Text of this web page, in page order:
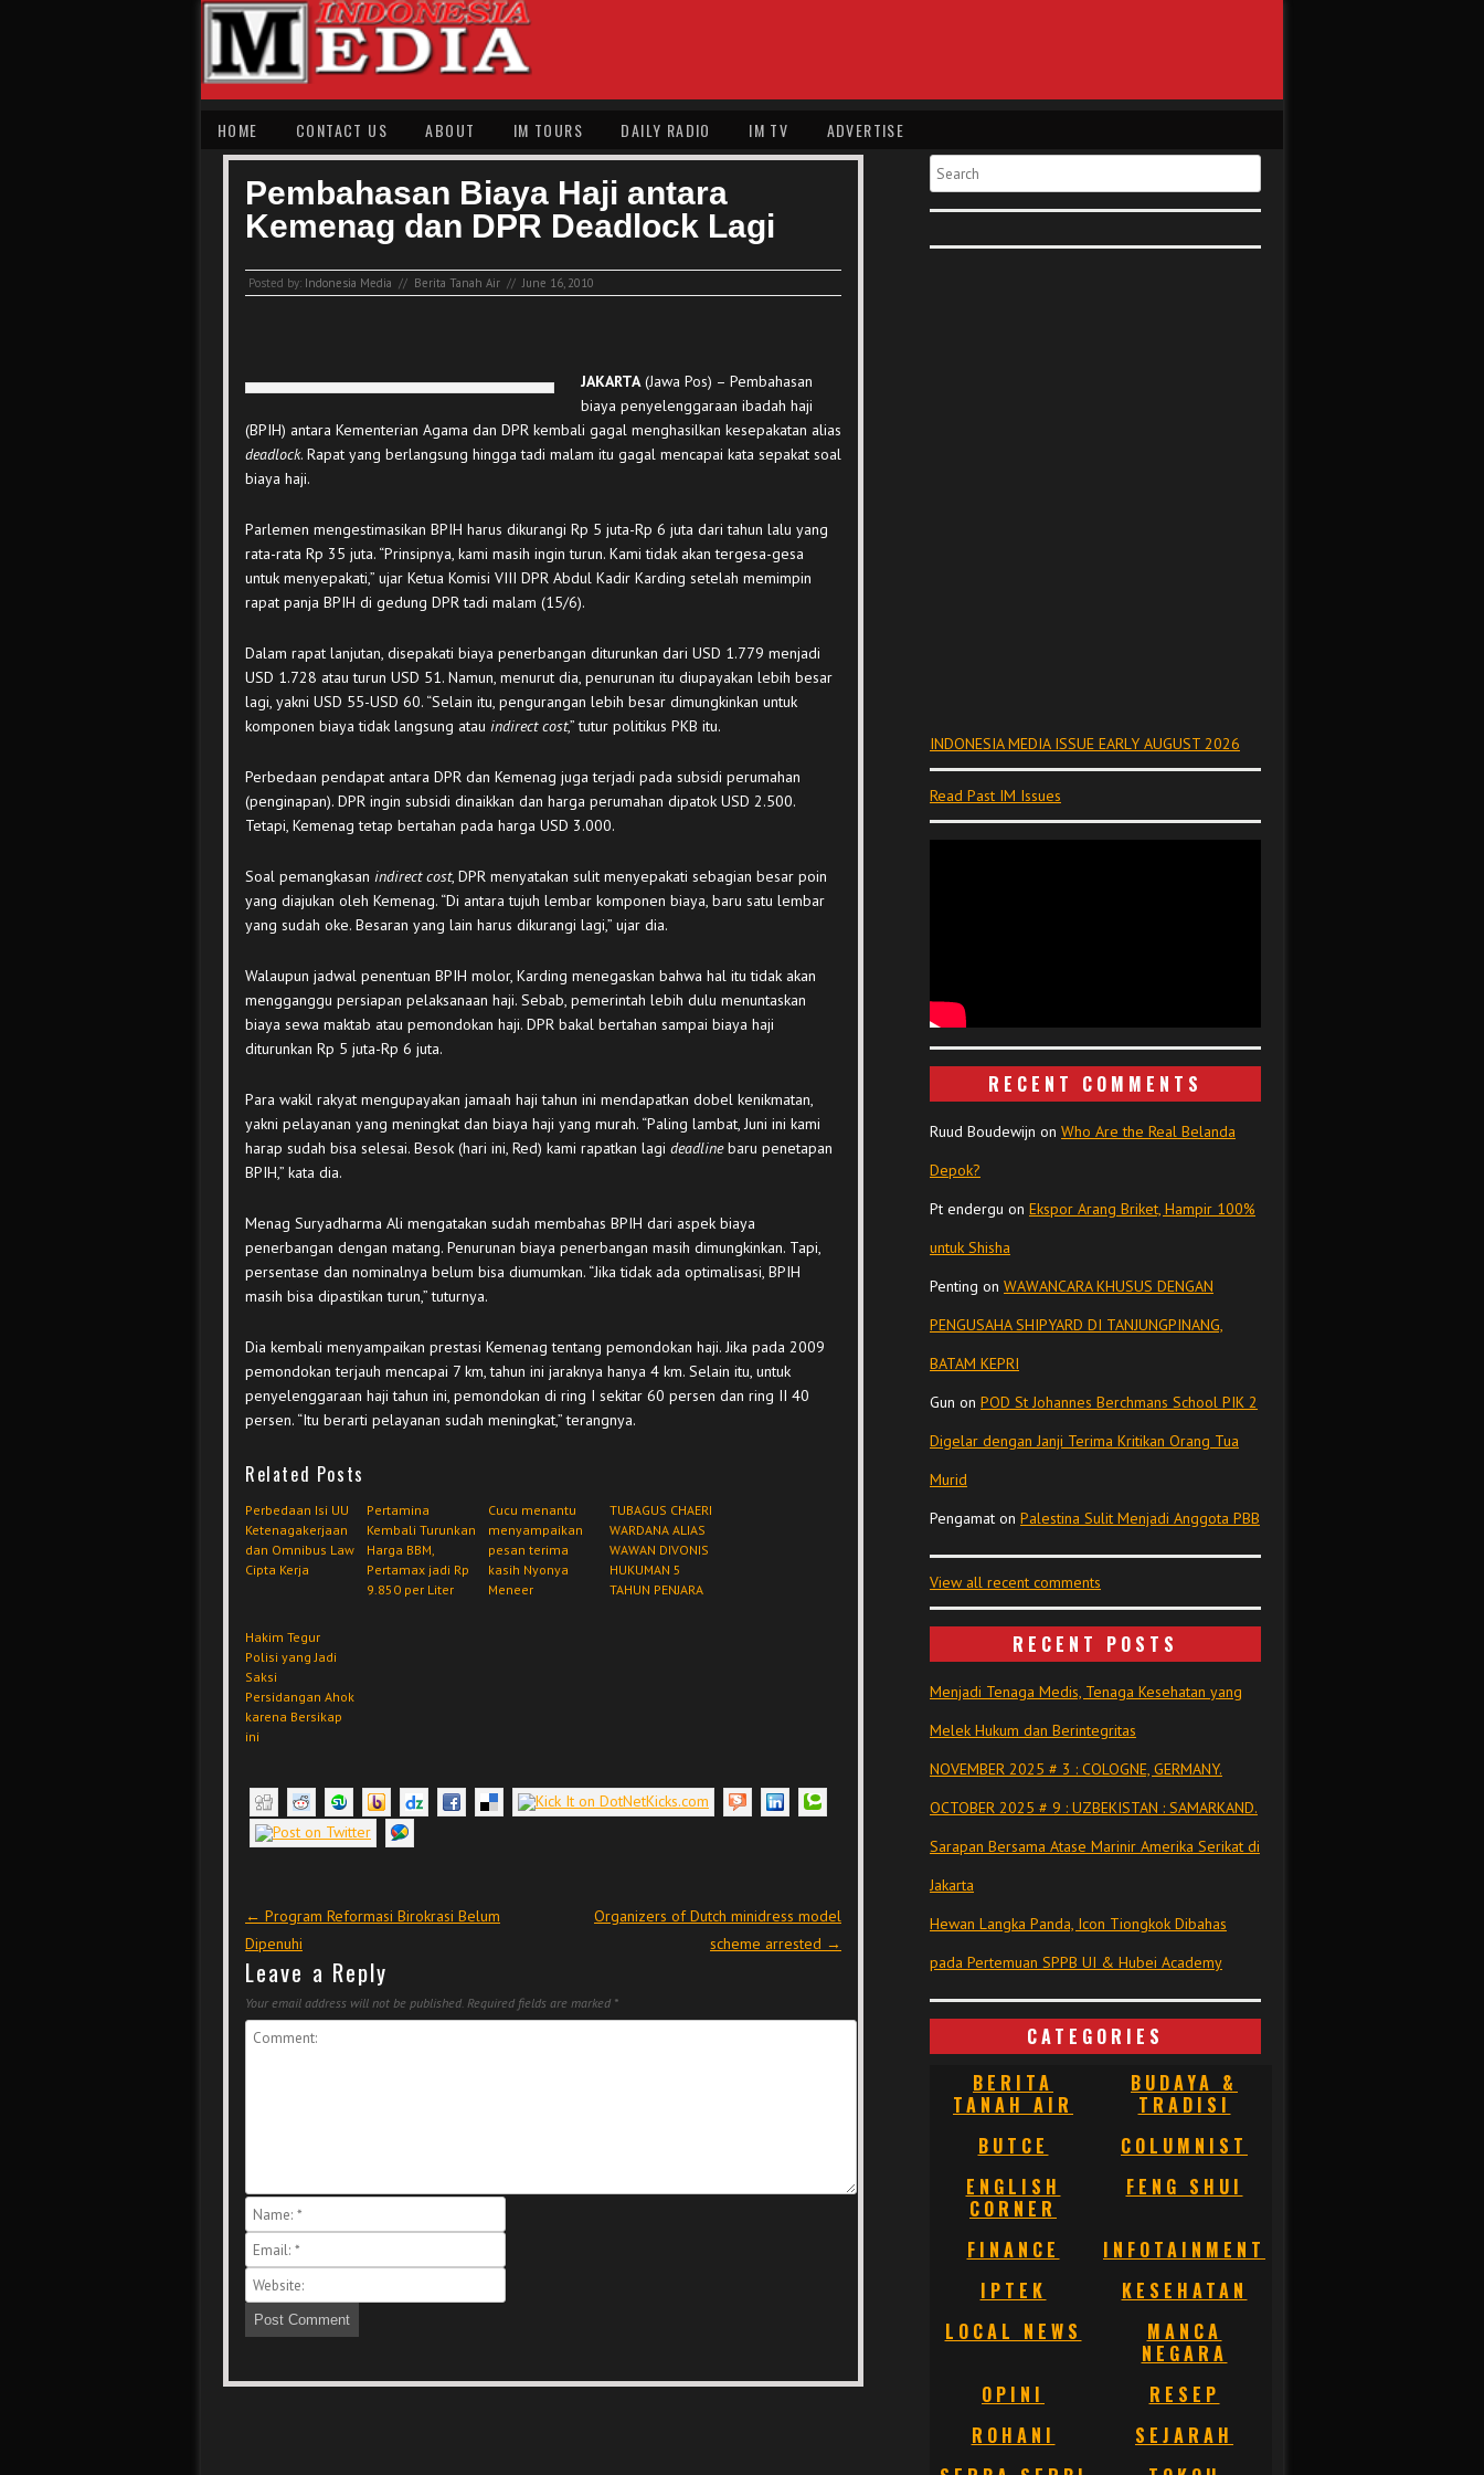
HOME CONTACT US ABOUT IM TOURS DAILY RADIO IM TV ADVERTISE
Pembahasan Biaya Haji antara
Kemenag dan DPR Deadlock Lagi
Posted by: Indonesia Media // Berita Tanah Air // June 16, 2010
JAKARTA(Jawa Pos) – Pembahasan
biaya penyelenggaraan ibadah haji
(BPIH) antara Kementerian Agama dan DPR kembali gagal menghasilkan kesepakatan alias
deadlock. Rapat yang berlangsung hingga tadi malam itu gagal mencapai kata sepakat soal
biaya haji.
Parlemen mengestimasikan BPIH harus dikurangi Rp 5 juta-Rp 6 juta dari tahun lalu yang
rata-rata Rp 35 juta. “Prinsipnya, kami masih ingin turun. Kami tidak akan tergesa-gesa
untuk menyepakati,” ujar Ketua Komisi VIII DPR Abdul Kadir Karding setelah memimpin
rapat panja BPIH di gedung DPR tadi malam (15/6).
Dalam rapat lanjutan, disepakati biaya penerbangan diturunkan dari USD 1.779 menjadi
USD 1.728 atau turun USD 51. Namun, menurut dia, penurunan itu diupayakan lebih besar
lagi, yakni USD 55-USD 60. “Selain itu, pengurangan lebih besar dimungkinkan untuk
komponen biaya tidak langsung atau indirect cost,” tutur politikus PKB itu.
Perbedaan pendapat antara DPR dan Kemenag juga terjadi pada subsidi perumahan
(penginapan). DPR ingin subsidi dinaikkan dan harga perumahan dipatok USD 2.500.
Tetapi, Kemenag tetap bertahan pada harga USD 3.000.
Soal pemangkasan indirect cost, DPR menyatakan sulit menyepakati sebagian besar poin
yang diajukan oleh Kemenag. “Di antara tujuh lembar komponen biaya, baru satu lembar
yang sudah oke. Besaran yang lain harus dikurangi lagi,” ujar dia.
Walaupun jadwal penentuan BPIH molor, Karding menegaskan bahwa hal itu tidak akan
mengganggu persiapan pelaksanaan haji. Sebab, pemerintah lebih dulu menuntaskan
biaya sewa maktab atau pemondokan haji. DPR bakal bertahan sampai biaya haji
diturunkan Rp 5 juta-Rp 6 juta.
Para wakil rakyat mengupayakan jamaah haji tahun ini mendapatkan dobel kenikmatan,
yakni pelayanan yang meningkat dan biaya haji yang murah. “Paling lambat, Juni ini kami
harap sudah bisa selesai. Besok (hari ini, Red) kami rapatkan lagi deadlinebaru penetapan
BPIH,” kata dia.
Menag Suryadharma Ali mengatakan sudah membahas BPIH dari aspek biaya
penerbangan dengan matang. Penurunan biaya penerbangan masih dimungkinkan. Tapi,
persentase dan nominalnya belum bisa diumumkan. “Jika tidak ada optimalisasi, BPIH
masih bisa dipastikan turun,” tuturnya.
Dia kembali menyampaikan prestasi Kemenag tentang pemondokan haji. Jika pada 2009
pemondokan terjauh mencapai 7 km, tahun ini jaraknya hanya 4 km. Selain itu, untuk
penyelenggaraan haji tahun ini, pemondokan di ring I sekitar 60 persen dan ring II 40
persen. “Itu berarti pelayanan sudah meningkat,” terangnya.
Related Posts
Perbedaan Isi UU
Ketenagakerjaan
dan Omnibus Law
Cipta Kerja
Pertamina
Kembali Turunkan
Harga BBM,
Pertamax jadi Rp
9.850 per Liter
Cucu menantu
menyampaikan
pesan terima
kasih Nyonya
Meneer
TUBAGUS CHAERI
WARDANA ALIAS
WAWAN DIVONIS
HUKUMAN 5
TAHUN PENJARA
Hakim Tegur
Polisi yang Jadi
Saksi
Persidangan Ahok
karena Bersikap
ini
Post navigation
← Program Reformasi Birokrasi Belum
Dipenuhi
Organizers of Dutch minidress model
scheme arrested →
Leave a Reply
Your email address will not be published. Required fields are marked *
Search
INDONESIA MEDIA ISSUE EARLY AUGUST 2026
Read Past IM Issues
RECENT COMMENTS
Ruud Boudewijn on Who Are the Real Belanda
Depok?
Pt endergu on Ekspor Arang Briket, Hampir 100%
untuk Shisha
Penting on WAWANCARA KHUSUS DENGAN
PENGUSAHA SHIPYARD DI TANJUNGPINANG,
BATAM KEPRI
Gun on POD St Johannes Berchmans School PIK 2
Digelar dengan Janji Terima Kritikan Orang Tua
Murid
Pengamat on Palestina Sulit Menjadi Anggota PBB
View all recent comments
RECENT POSTS
Menjadi Tenaga Medis, Tenaga Kesehatan yang
Melek Hukum dan Berintegritas
NOVEMBER 2025 # 3 : COLOGNE, GERMANY.
OCTOBER 2025 # 9 : UZBEKISTAN : SAMARKAND.
Sarapan Bersama Atase Marinir Amerika Serikat di
Jakarta
Hewan Langka Panda, Icon Tiongkok Dibahas
pada Pertemuan SPPB UI & Hubei Academy
CATEGORIES
BERITA
TANAH AIR
BUDAYA &
TRADISI
BUTCE
COLUMNIST
ENGLISH
CORNER
FENG SHUI
FINANCE
INFOTAINMENT
IPTEK
KESEHATAN
LOCAL NEWS
MANCA
NEGARA
OPINI
RESEP
ROHANI
SEJARAH